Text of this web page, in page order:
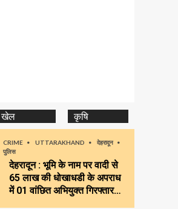
खेल कृषि
CRIME UTTARAKHAND
देहरादून
पुलिस
देहरादून : भूमि के नाम पर वादी से
65 लाख की धोखाधडी के अपराध
में 01 वांछित अभियुक्त गिरफ्तार…